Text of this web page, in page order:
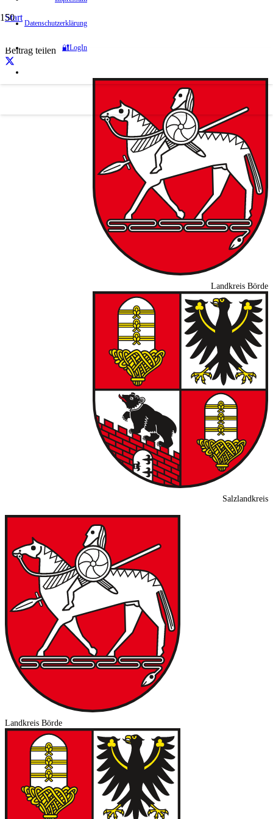
Datenschutzerklärung
🔐LogIn
Start
Linkliste
Beitrag teilen
Landkreis Börde
Salzlandkreis
Landkreis Börde